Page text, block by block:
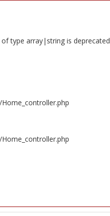
of type array|string is deprecated